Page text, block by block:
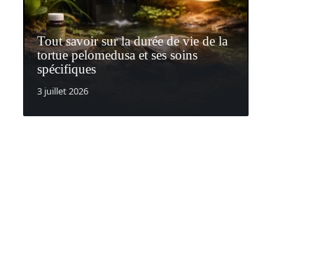
Tout savoir sur la durée de vie de la
tortue pelomedusa et ses soins
spécifiques
3 juillet 2026